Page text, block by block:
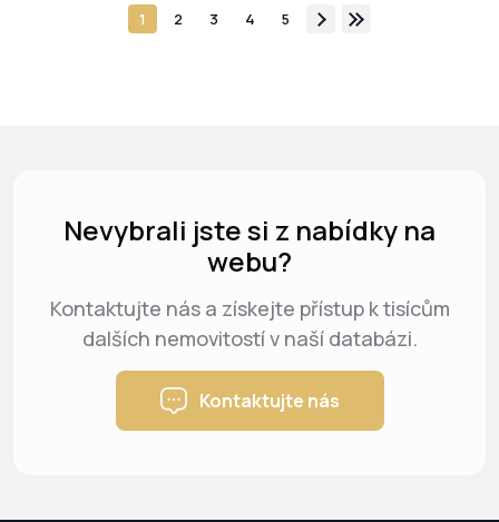
1 2 3 4 5
Nevybrali jste si z nabídky na
webu?
Kontaktujte nás a získejte přístup k tisícům
dalších nemovitostí v naší databázi.
Kontaktujte nás